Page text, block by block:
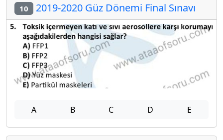
10 2019-2020 Güz Dönemi Final Sınavı
A B C D E